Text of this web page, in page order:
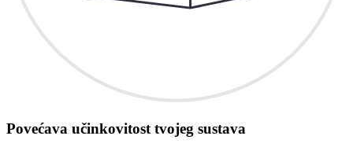
Povećava učinkovitost tvojeg sustava